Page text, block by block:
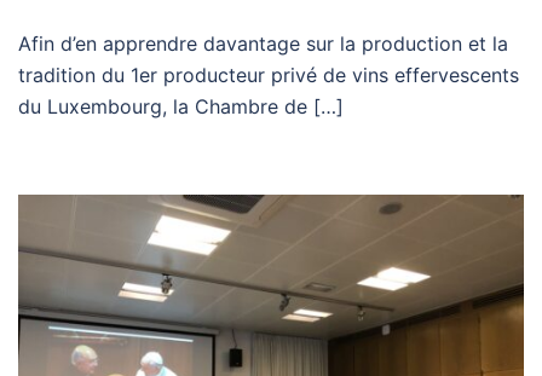
Afin d’en apprendre davantage sur la production et la
tradition du 1er producteur privé de vins effervescents
du Luxembourg, la Chambre de […]